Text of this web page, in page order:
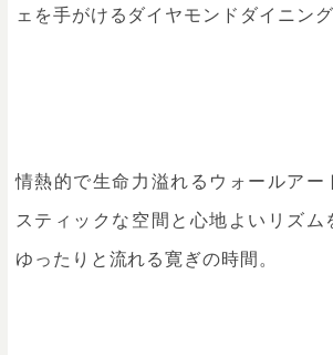
ェを手がけるダイヤモンドダイニン
情熱的で生命力溢れるウォールアー
スティックな空間と心地よいリズム
ゆったりと流れる寛ぎの時間。